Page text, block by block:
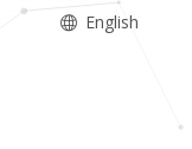
English